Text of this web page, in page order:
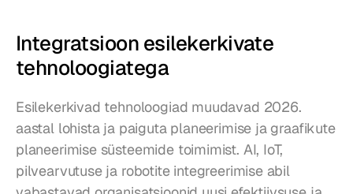
Integratsioon esilekerkivate
tehnoloogiatega
Esilekerkivad tehnoloogiad muudavad 2026.
aastal lohista ja paiguta planeerimise ja graafikute
planeerimise süsteemide toimimist. AI, IoT,
pilvearvutuse ja robotite integreerimise abil